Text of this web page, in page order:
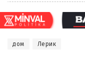
дом Лерик